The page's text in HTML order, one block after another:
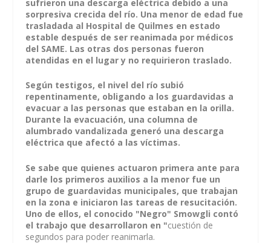
sufrieron una descarga eléctrica debido a una
sorpresiva crecida del río. Una menor de edad fue
trasladada al Hospital de Quilmes en estado
estable después de ser reanimada por médicos
del SAME. Las otras dos personas fueron
atendidas en el lugar y no requirieron traslado.
Según testigos, el nivel del río subió
repentinamente, obligando a los guardavidas a
evacuar a las personas que estaban en la orilla.
Durante la evacuación, una columna de
alumbrado vandalizada generó una descarga
eléctrica que afectó a las víctimas.
Se sabe que quienes actuaron primera ante para
darle los primeros auxilios a la menor fue un
grupo de guardavidas municipales, que trabajan
en la zona e iniciaron las tareas de resucitación.
Uno de ellos, el conocido "Negro" Smowgli contó
el trabajo que desarrollaron en "cuestión de
segundos para poder reanimarla.